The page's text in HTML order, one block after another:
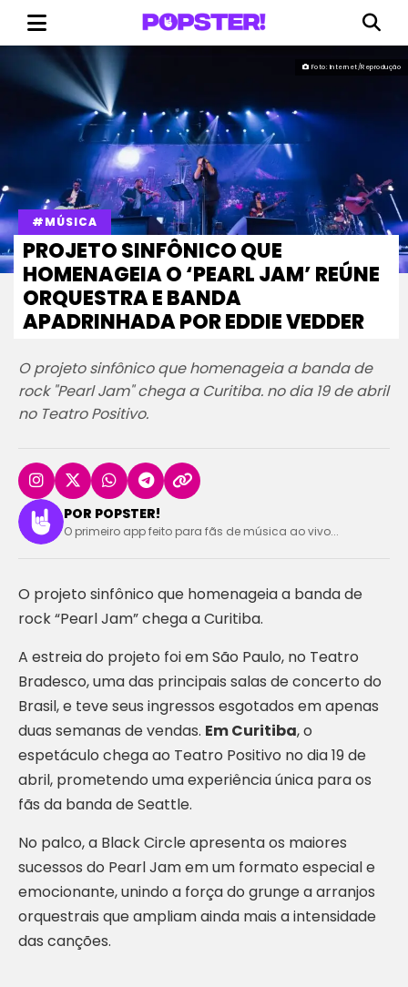
Foto: Internet/Reprodução
#MÚSICA
PROJETO SINFÔNICO QUE
HOMENAGEIA O ‘PEARL JAM’ REÚNE
ORQUESTRA E BANDA
APADRINHADA POR EDDIE VEDDER
O projeto sinfônico que homenageia a banda de
rock "Pearl Jam" chega a Curitiba. no dia 19 de abril
no Teatro Positivo.
POR POPSTER!
O primeiro app feito para fãs de música ao vivo...
O projeto sinfônico que homenageia a banda de
rock “Pearl Jam” chega a Curitiba.
A estreia do projeto foi em São Paulo, no Teatro
Bradesco, uma das principais salas de concerto do
Brasil, e teve seus ingressos esgotados em apenas
duas semanas de vendas. Em Curitiba, o
espetáculo chega ao Teatro Positivo no dia 19 de
abril, prometendo uma experiência única para os
fãs da banda de Seattle.
No palco, a Black Circle apresenta os maiores
sucessos do Pearl Jam em um formato especial e
emocionante, unindo a força do grunge a arranjos
orquestrais que ampliam ainda mais a intensidade
das canções.